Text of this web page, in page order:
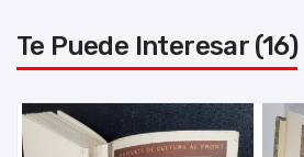
Te Puede Interesar (16)